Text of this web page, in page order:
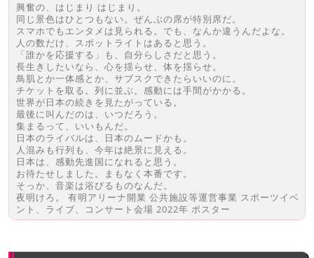
興奮の、はじまり はじまり。
同じ景色はひとつもない。ぜんぶの席が特別席だ。
スマホでもエンタメは見られる。でも、なんか違うんだよな。
人の数だけ、スポットライトはあると思う。
「誰かを応援する」も、自分らしさだと思う。
長生きしたいなら、心を揺らせ、体を揺らせ。
鳥肌とか一体感とか、サブスクできたらいいのに。
チケットを取る。列に並ぶ。感動には手間がかかる。
世界が日本の続きを見たがっている。
最後に叫んだのは、いつだろう。
集まるって、いいもんだ。
日本のライバルは、日本のムードかも。
人混みも行列も、今年は絶景に見える。
日本は、感動先進国になれると思う。
お待たせしました。まもなく本番です。
そっか、音楽は浴びるものなんだ。
夜明けろ。 有明アリーナ開業 公共施設等運営事業 スポーツイベ
ント、ライブ、コンサート会場 2022年 ポスター